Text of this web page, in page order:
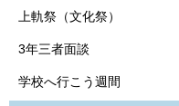
上軌祭（文化祭）
3年三者面談
学校へ行こう週間